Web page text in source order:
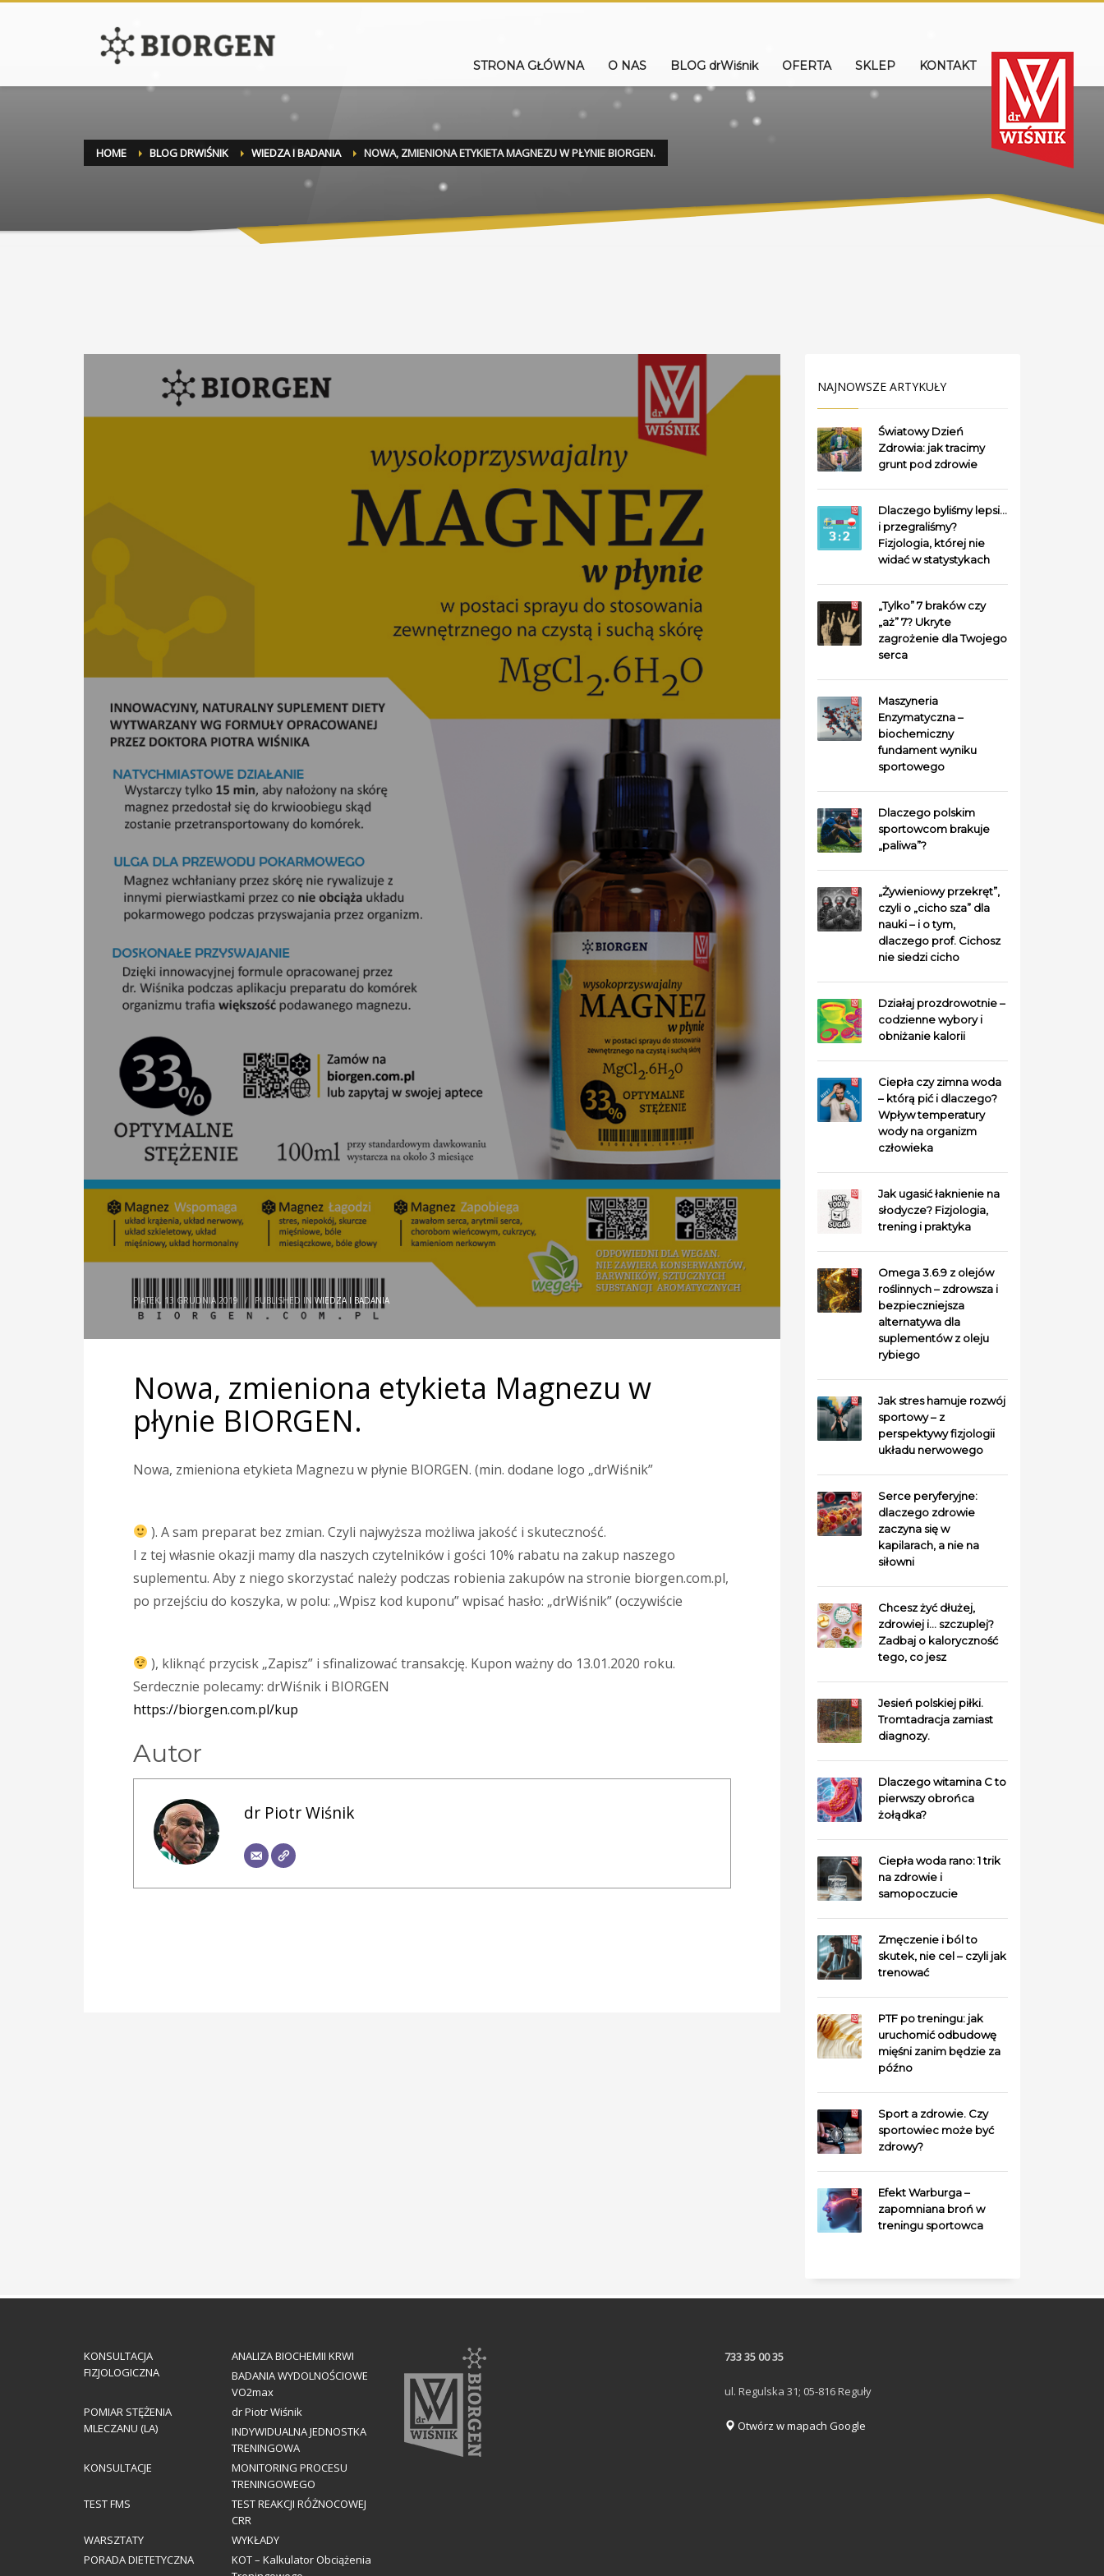
STRONA GŁÓWNA O NAS BLOG drWiśnik OFERTA SKLEP KONTAKT
HOME BLOG DRWIŚNIK WIEDZA I BADANIA NOWA, ZMIENIONA ETYKIETA MAGNEZU W PŁYNIE BIORGEN.
PIĄTEK, 13 GRUDNIA 2019 / PUBLISHED IN WIEDZA I BADANIA
Nowa, zmieniona etykieta Magnezu w
płynie BIORGEN.
Nowa, zmieniona etykieta Magnezu w płynie BIORGEN. (min. dodane logo „drWiśnik”
). A sam preparat bez zmian. Czyli najwyższa możliwa jakość i skuteczność.
I z tej własnie okazji mamy dla naszych czytelników i gości 10% rabatu na zakup naszego
suplementu. Aby z niego skorzystać należy podczas robienia zakupów na stronie biorgen.com.pl,
po przejściu do koszyka, w polu: „Wpisz kod kuponu” wpisać hasło: „drWiśnik” (oczywiście
), kliknąć przycisk „Zapisz” i sfinalizować transakcję. Kupon ważny do 13.01.2020 roku.
Serdecznie polecamy: drWiśnik i BIORGEN
https://biorgen.com.pl/kup
Autor
dr Piotr Wiśnik
NAJNOWSZE ARTYKUŁY
Światowy Dzień
Zdrowia: jak tracimy
grunt pod zdrowie
Dlaczego byliśmy lepsi…
i przegraliśmy?
Fizjologia, której nie
widać w statystykach
„Tylko” 7 braków czy
„aż” 7? Ukryte
zagrożenie dla Twojego
serca
Maszyneria
Enzymatyczna –
biochemiczny
fundament wyniku
sportowego
Dlaczego polskim
sportowcom brakuje
„paliwa”?
„Żywieniowy przekręt”,
czyli o „cicho sza” dla
nauki – i o tym,
dlaczego prof. Cichosz
nie siedzi cicho
Działaj prozdrowotnie –
codzienne wybory i
obniżanie kalorii
Ciepła czy zimna woda
– którą pić i dlaczego?
Wpływ temperatury
wody na organizm
człowieka
Jak ugasić łaknienie na
słodycze? Fizjologia,
trening i praktyka
Omega 3.6.9 z olejów
roślinnych – zdrowsza i
bezpieczniejsza
alternatywa dla
suplementów z oleju
rybiego
Jak stres hamuje rozwój
sportowy – z
perspektywy fizjologii
układu nerwowego
Serce peryferyjne:
dlaczego zdrowie
zaczyna się w
kapilarach, a nie na
siłowni
Chcesz żyć dłużej,
zdrowiej i… szczuplej?
Zadbaj o kaloryczność
tego, co jesz
Jesień polskiej piłki.
Tromtadracja zamiast
diagnozy.
Dlaczego witamina C to
pierwszy obrońca
żołądka?
Ciepła woda rano: 1 trik
na zdrowie i
samopoczucie
Zmęczenie i ból to
skutek, nie cel – czyli jak
trenować
PTF po treningu: jak
uruchomić odbudowę
mięśni zanim będzie za
późno
Sport a zdrowie. Czy
sportowiec może być
zdrowy?
Efekt Warburga –
zapomniana broń w
treningu sportowca
KONSULTACJA
FIZJOLOGICZNA
ANALIZA BIOCHEMII KRWI
BADANIA WYDOLNOŚCIOWE
VO2max
POMIAR STĘŻENIA
MLECZANU (LA)
dr Piotr Wiśnik
INDYWIDUALNA JEDNOSTKA
TRENINGOWA
KONSULTACJE
MONITORING PROCESU
TRENINGOWEGO
TEST FMS
TEST REAKCJI RÓŻNOCOWEJ
CRR
WARSZTATY
WYKŁADY
PORADA DIETETYCZNA
KOT – Kalkulator Obciążenia
733 35 00 35
ul. Regulska 31; 05-816 Reguły
Otwórz w mapach Google